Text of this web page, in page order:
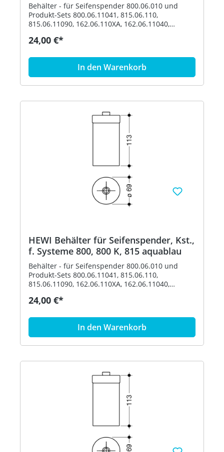
Behälter - für Seifenspender 800.06.010 und
Produkt-Sets 800.06.11041, 815.06.110,
815.06.11090, 162.06.110XA, 162.06.11040,
900.06.00160 und 900.06.001XA - Durchmesser
Polyamid nach HEWI Farbtabelle Artikel: HEWI
24,00 €*
In den Warenkorb
HEWI Behälter für Seifenspender, Kst.,
f. Systeme 800, 800 K, 815 aquablau
Behälter - für Seifenspender 800.06.010 und
Produkt-Sets 800.06.11041, 815.06.110,
815.06.11090, 162.06.110XA, 162.06.11040,
900.06.00160 und 900.06.001XA - Durchmesser
Polyamid nach HEWI Farbtabelle Artikel: HEWI
24,00 €*
In den Warenkorb